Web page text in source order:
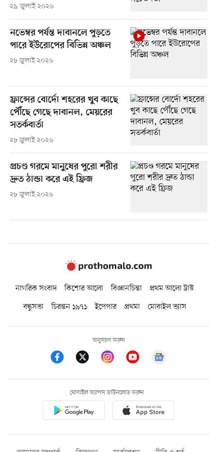
২৯ জুলাই ২০২৬
নভেম্বর পর্যন্ত দাবানলে পুড়তে
পারে ইউরোপের বিভিন্ন অঞ্চল
২৮ জুলাই ২০২৬
ফ্রান্সের বোর্দো শহরের খুব কাছে
পৌঁছে গেছে দাবানল, মেয়রের
সতর্কবার্তা
২৮ জুলাই ২০২৬
প্রচণ্ড গরমে মানুষের পুরো শরীর
দ্রুত ঠান্ডা করে এই ফ্রিজ
২৮ জুলাই ২০২৬
নাগরিক সংবাদ কিশোর আলো বিজ্ঞানচিন্তা
প্রথম আলো ট্রাস্ট
বন্ধুসভা
চিরন্তন ১৯৭১ ইপেপার প্রথমা মোবাইল ভ্যাস
অনুসরণ করুন
মোবাইল অ্যাপস ডাউনলোড করুন